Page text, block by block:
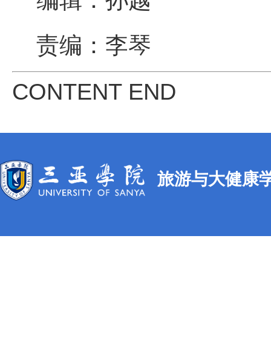
责编：李琴
CONTENT END
旅游与大健康